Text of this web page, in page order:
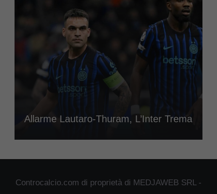
Allarme Lautaro-Thuram, L’Inter Trema
Controcalcio.com di proprietà di MEDJAWEB SRL -